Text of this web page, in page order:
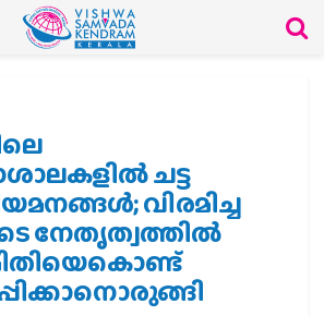
ചട്ട
വിരമിച്ച
നേതൃത്വത്തില്‍